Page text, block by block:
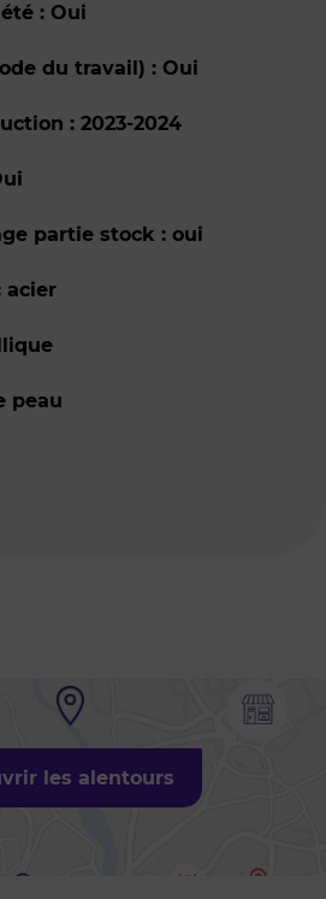
: Oui
du travail) : Oui
: 2023-2024
partie stock : oui
acier
peau
les alentours